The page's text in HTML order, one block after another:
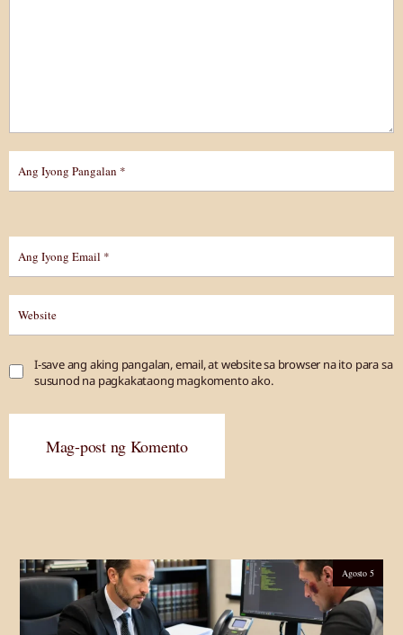
I-save ang aking pangalan, email, at website sa browser na ito para sa
susunod na pagkakataong magkomento ako.
Mag-post ng Komento
Agosto 5